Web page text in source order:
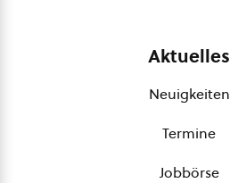
Aktuelles
Neuigkeiten
Termine
Jobbörse